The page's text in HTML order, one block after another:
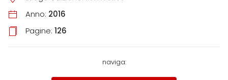
Anno: 2016
Pagine: 126
naviga: